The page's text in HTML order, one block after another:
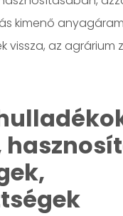
kimenő
vissza, az agrárium